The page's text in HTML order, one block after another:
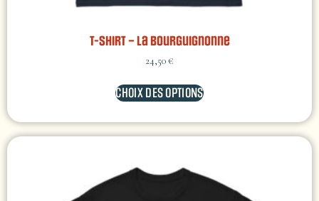
T-shirt – La Bourguignonne
24,50€
CHOIX DES OPTIONS